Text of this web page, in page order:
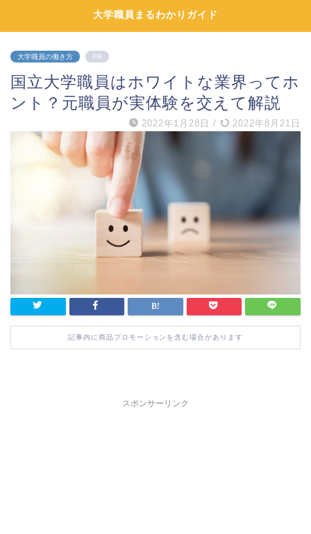
大学職員まるわかりガイド
大学職員の働き方 PR
国立大学職員はホワイトな業界ってホ
ント？元職員が実体験を交えて解説
2022年1月28日 / 2022年8月21日
記事内に商品プロモーションを含む場合があります
スポンサーリンク